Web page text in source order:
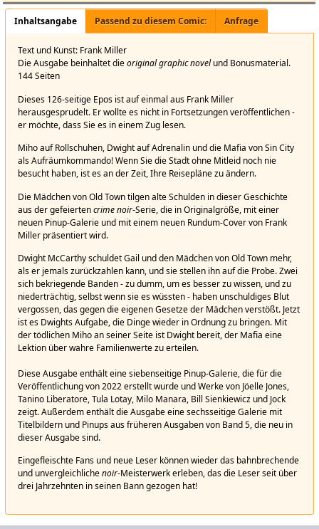
Sin City_Vol. 5_Family Values
Sin City Vol. 5: Family Values
Inhaltsangabe Passend zu diesem Comic: Anfrage
Text und Kunst: Frank Miller
Die Ausgabe beinhaltet dieoriginal graphic novelund Bonusmaterial.
144 Seiten
Dieses 126-seitige Epos ist auf einmal aus Frank Miller
herausgesprudelt. Er wollte es nicht in Fortsetzungen veröffentlichen -
er möchte, dass Sie es in einem Zug lesen.
Miho auf Rollschuhen, Dwight auf Adrenalin und die Mafia von Sin City
als Aufräumkommando! Wenn Sie die Stadt ohne Mitleid noch nie
besucht haben, ist es an der Zeit, Ihre Reisepläne zu ändern.
Die Mädchen von Old Town tilgen alte Schulden in dieser Geschichte
aus der gefeiertencrime noir-Serie, die in Originalgröße, mit einer
neuen Pinup-Galerie und mit einem neuen Rundum-Cover von Frank
Miller präsentiert wird.
Dwight McCarthy schuldet Gail und den Mädchen von Old Town mehr,
als er jemals zurückzahlen kann, und sie stellen ihn auf die Probe. Zwei
sich bekriegende Banden - zu dumm, um es besser zu wissen, und zu
niederträchtig, selbst wenn sie es wüssten - haben unschuldiges Blut
vergossen, das gegen die eigenen Gesetze der Mädchen verstößt. Jetzt
ist es Dwights Aufgabe, die Dinge wieder in Ordnung zu bringen. Mit
der tödlichen Miho an seiner Seite ist Dwight bereit, der Mafia eine
Lektion über wahre Familienwerte zu erteilen.
Diese Ausgabe enthält eine siebenseitige Pinup-Galerie, die für die
Veröffentlichung von 2022 erstellt wurde und Werke von Jöelle Jones,
Tanino Liberatore, Tula Lotay, Milo Manara, Bill Sienkiewicz und Jock
zeigt. Außerdem enthält die Ausgabe eine sechsseitige Galerie mit
Titelbildern und Pinups aus früheren Ausgaben von Band 5, die neu in
dieser Ausgabe sind.
Eingefleischte Fans und neue Leser können wieder das bahnbrechende
und unvergleichlichenoir-Meisterwerk erleben, das die Leser seit über
drei Jahrzehnten in seinen Bann gezogen hat!